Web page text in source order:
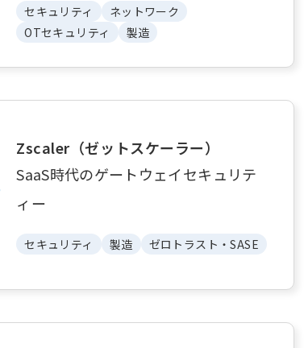
セキュリティ
ネットワーク
OTセキュリティ
製造
Zscaler（ゼットスケーラー）
SaaS時代のゲートウェイセキュリテ
ィー
セキュリティ 製造 ゼロトラスト・SASE